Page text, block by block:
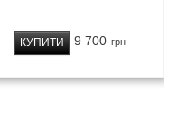
9 700 грн
КУПИТИ